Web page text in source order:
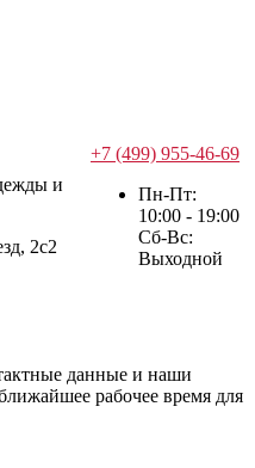
и
2с2
+7 (499) 955-46-69
Пн-Пт:
10:00 - 19:00
Сб-Вс:
Выходной
данные и наши
рабочее время для